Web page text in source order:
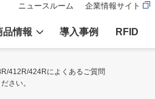
品情報 導入事例 RFID
ニュースルーム 企業情報サイト
412R/424Rによくあるご質問
さい。